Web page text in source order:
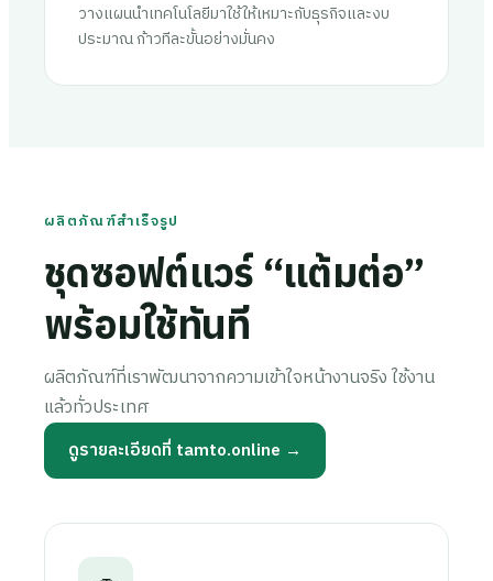
วางแผนนำเทคโนโลยีมาใช้ให้เหมาะกับธุรกิจและงบ
ประมาณ ก้าวทีละขั้นอย่างมั่นคง
ผลิตภัณฑ์สำเร็จรูป
ชุดซอฟต์แวร์ “แต้มต่อ”
พร้อมใช้ทันที
ผลิตภัณฑ์ที่เราพัฒนาจากความเข้าใจหน้างานจริง ใช้งาน
แล้วทั่วประเทศ
ดูรายละเอียดที่ tamto.online →